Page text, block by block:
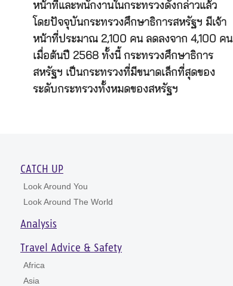
หน้าที่และพนักงานในกระทรวงดังกล่าวแล้ว
โดยปัจจุบันกระทรวงศึกษาธิการสหรัฐฯ มีเจ้า
หน้าที่ประมาณ 2,100 คน ลดลงจาก 4,100 คน
เมื่อต้นปี 2568 ทั้งนี้ กระทรวงศึกษาธิการ
สหรัฐฯ เป็นกระทรวงที่มีขนาดเล็กที่สุดของ
ระดับกระทรวงทั้งหมดของสหรัฐฯ
CATCH UP
Look Around You
Look Around The World
Analysis
Travel Advice & Safety
Africa
Asia